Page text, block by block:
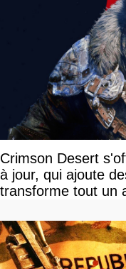
Crimson Desert
à jour, qui ajoute
transforme tout un